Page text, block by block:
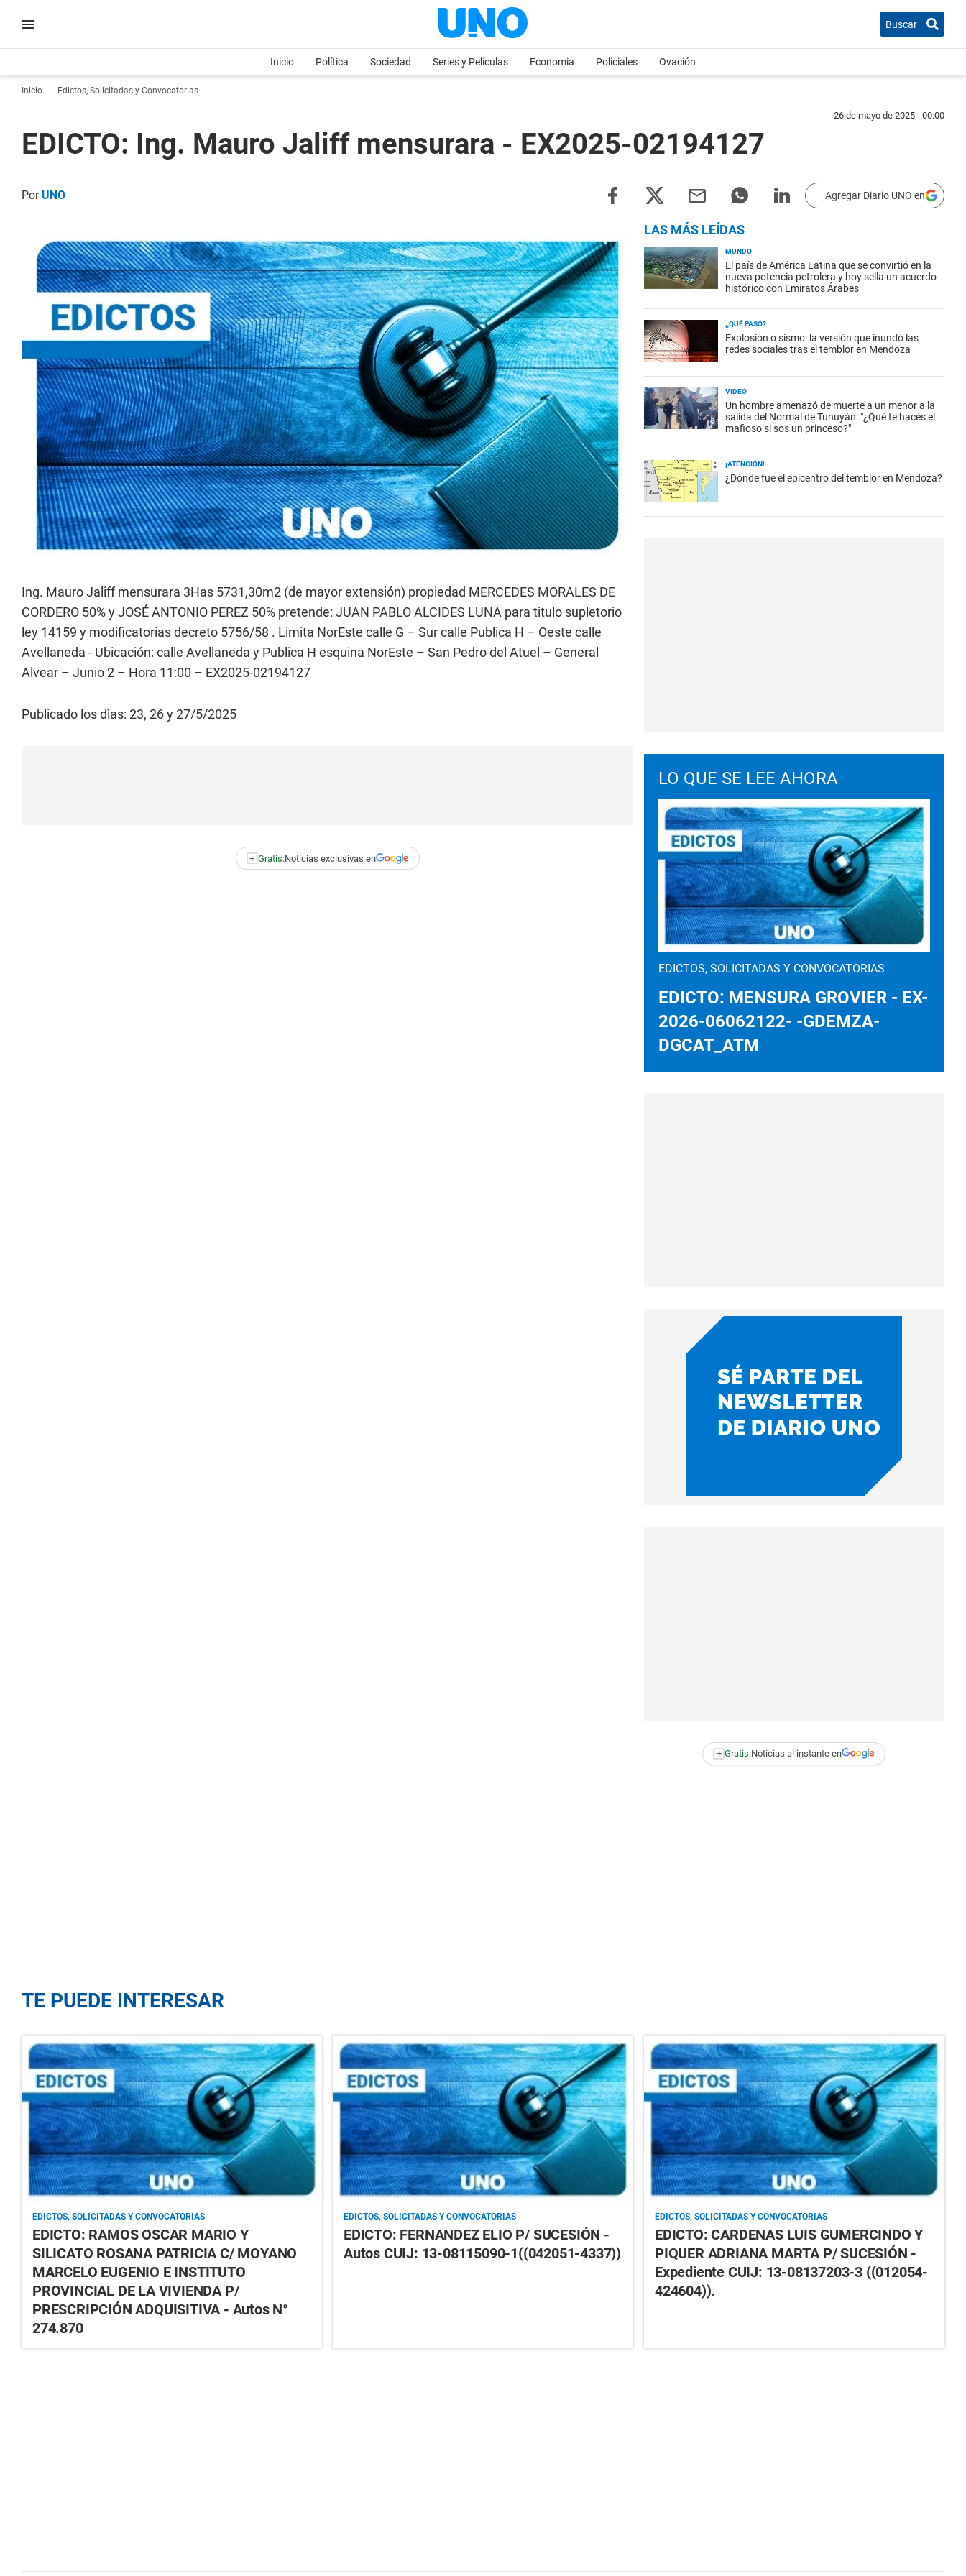
Buscar
Inicio Política Sociedad Series y Películas Economia Policiales Ovación
Inicio Edictos, Solicitadas y Convocatorias
26 de mayo de 2025 - 00:00
EDICTO: Ing. Mauro Jaliff mensurara - EX2025-02194127
PorUNO Agregar Diario UNO en
Ing. Mauro Jaliff mensurara 3Has 5731,30m2 (de mayor extensión) propiedad MERCEDES MORALES DE
CORDERO 50% y JOSÉ ANTONIO PEREZ 50% pretende: JUAN PABLO ALCIDES LUNA para titulo supletorio
ley 14159 y modificatorias decreto 5756/58 . Limita NorEste calle G – Sur calle Publica H – Oeste calle
Avellaneda - Ubicación: calle Avellaneda y Publica H esquina NorEste – San Pedro del Atuel – General
Alvear – Junio 2 – Hora 11:00 – EX2025-02194127
Publicado los dìas: 23, 26 y 27/5/2025
+ Gratis:Noticias exclusivas en
LAS MÁS LEÍDAS
MUNDO
El país de América Latina que se convirtió en la
nueva potencia petrolera y hoy sella un acuerdo
histórico con Emiratos Árabes
¿QUÉ PASÓ?
Explosión o sismo: la versión que inundó las
redes sociales tras el temblor en Mendoza
VIDEO
Un hombre amenazó de muerte a un menor a la
salida del Normal de Tunuyán: "¿Qué te hacés el
mafioso si sos un princeso?"
¡ATENCIÓN!
¿Dónde fue el epicentro del temblor en Mendoza?
LO QUE SE LEE AHORA
EDICTOS, SOLICITADAS Y CONVOCATORIAS
EDICTO: MENSURA GROVIER - EX-
2026-06062122- -GDEMZA-
DGCAT_ATM
+ Gratis:Noticias al instante en
TE PUEDE INTERESAR
EDICTOS, SOLICITADAS Y CONVOCATORIAS
EDICTO: RAMOS OSCAR MARIO Y
SILICATO ROSANA PATRICIA C/ MOYANO
MARCELO EUGENIO E INSTITUTO
PROVINCIAL DE LA VIVIENDA P/
PRESCRIPCIÓN ADQUISITIVA - Autos N°
274.870
EDICTOS, SOLICITADAS Y CONVOCATORIAS
EDICTO: FERNANDEZ ELIO P/ SUCESIÓN -
Autos CUIJ: 13-08115090-1((042051-4337))
EDICTOS, SOLICITADAS Y CONVOCATORIAS
EDICTO: CARDENAS LUIS GUMERCINDO Y
PIQUER ADRIANA MARTA P/ SUCESIÓN -
Expediente CUIJ: 13-08137203-3 ((012054-
424604)).